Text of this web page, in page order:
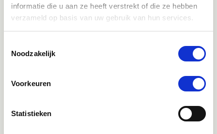
informatie die u aan ze heeft verstrekt of die ze hebben
verzameld op basis van uw gebruik van hun services.
Noodzakelijk
Voorkeuren
Statistieken
Instagram
Ontdek onze stories
Wij reageren binnen 1 werkdag op jouw gestelde